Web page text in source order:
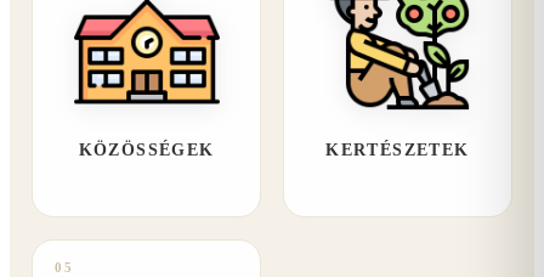
KÖZÖSSÉGEK KERTÉSZETEK
05